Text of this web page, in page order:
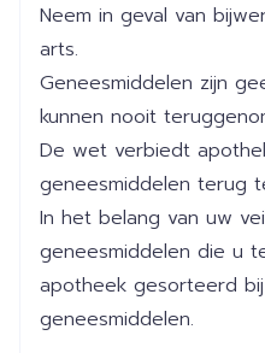
Diepte 43 mm
Hoeveelheid
Verpakking
60
Actieve
Ingrediënten
Behoud
25°C)
Neem in geval van
arts.
Geneesmiddelen zijn
kunnen nooit
De wet verbiedt
geneesmiddelen terug
In het belang van uw
geneesmiddelen die u
apotheek gesorteerd
geneesmiddelen.